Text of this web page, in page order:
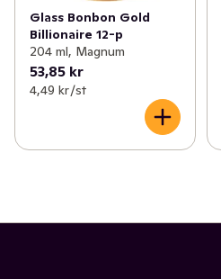
Glass Bonbon Gold
Billionaire 12-p
204 ml, Magnum
53,85 kr
4,49 kr /st